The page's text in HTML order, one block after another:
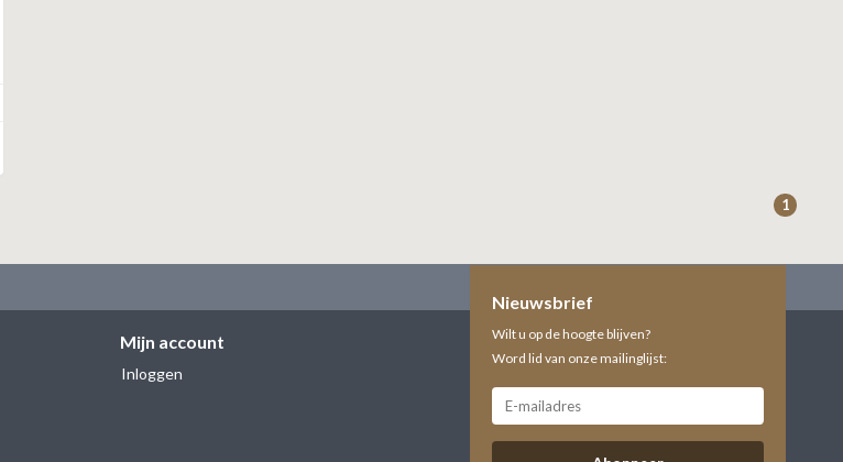
1
Mijn account
Inloggen
Nieuwsbrief
Wilt u op de hoogte blijven?
Word lid van onze mailinglijst: